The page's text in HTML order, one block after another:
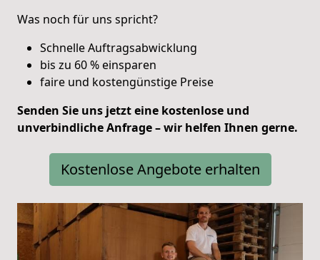
Was noch für uns spricht?
Schnelle Auftragsabwicklung
bis zu 60 % einsparen
faire und kostengünstige Preise
Senden Sie uns jetzt eine kostenlose und
unverbindliche Anfrage – wir helfen Ihnen gerne.
Kostenlose Angebote erhalten